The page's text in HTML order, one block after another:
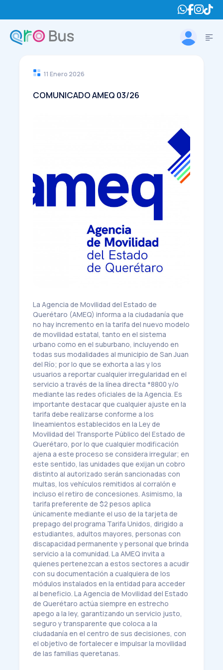
11 Enero 2026
COMUNICADO AMEQ 03/26
La Agencia de Movilidad del Estado de
Querétaro (AMEQ) informa a la ciudadanía que
no hay incremento en la tarifa del nuevo modelo
de movilidad estatal, tanto en el sistema
urbano como en el suburbano, incluyendo en
todas sus modalidades al municipio de San Juan
del Río; por lo que se exhorta a las y los
usuarios a reportar cualquier irregularidad en el
servicio a través de la línea directa *8800 y/o
mediante las redes oficiales de la Agencia. Es
importante destacar que cualquier ajuste en la
tarifa debe realizarse conforme a los
lineamientos establecidos en la Ley de
Movilidad del Transporte Público del Estado de
Querétaro, por lo que cualquier modificación
ajena a este proceso se considera irregular; en
este sentido, las unidades que exijan un cobro
distinto al autorizado serán sancionadas con
multas, los vehículos remitidos al corralón e
incluso el retiro de concesiones. Asimismo, la
tarifa preferente de $2 pesos aplica
únicamente mediante el uso de la tarjeta de
prepago del programa Tarifa Unidos, dirigido a
estudiantes, adultos mayores, personas con
discapacidad permanente y personal que brinda
servicio a la comunidad. La AMEQ invita a
quienes pertenezcan a estos sectores a acudir
con su documentación a cualquiera de los
módulos instalados en la entidad para acceder
al beneficio. La Agencia de Movilidad del Estado
de Querétaro actúa siempre en estrecho
apego a la ley, garantizando un servicio justo,
seguro y transparente que coloca a la
ciudadanía en el centro de sus decisiones, con
el objetivo de fortalecer e impulsar la movilidad
de las familias queretanas.